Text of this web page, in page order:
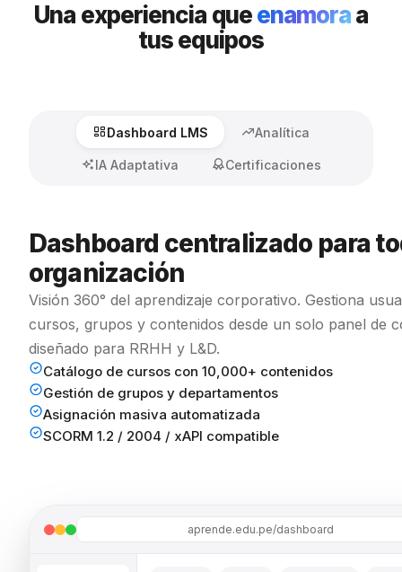
Una experiencia queenamoraa
tus equipos
Dashboard LMS Analítica
IA Adaptativa Certificaciones
Dashboard centralizado para
organización
Visión 360° del aprendizaje corporativo. Gestiona
cursos, grupos y contenidos desde un solo panel de
diseñado para RRHH y L&D.
Catálogo de cursos con 10,000+ contenidos
Gestión de grupos y departamentos
Asignación masiva automatizada
SCORM 1.2 / 2004 / xAPI compatible
aprende.edu.pe/dashboard